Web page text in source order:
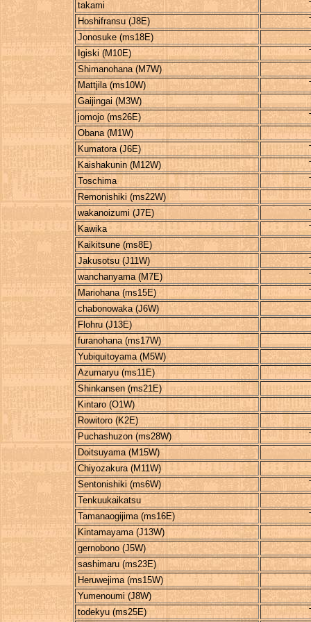
takami
Hoshifransu (J8E)
Jonosuke (ms18E)
Igiski (M10E)
Shimanohana (M7W)
Mattjila (ms10W)
Gaijingai (M3W)
jomojo (ms26E)
Obana (M1W)
Kumatora (J6E)
Kaishakunin (M12W)
Toschima
Remonishiki (ms22W)
wakanoizumi (J7E)
Kawika
Kaikitsune (ms8E)
Jakusotsu (J11W)
wanchanyama (M7E)
Mariohana (ms15E)
chabonowaka (J6W)
Flohru (J13E)
furanohana (ms17W)
Yubiquitoyama (M5W)
Azumaryu (ms11E)
Shinkansen (ms21E)
Kintaro (O1W)
Rowitoro (K2E)
Puchashuzon (ms28W)
Doitsuyama (M15W)
Chiyozakura (M11W)
Sentonishiki (ms6W)
Tenkuukaikatsu
Tamanaogijima (ms16E)
Kintamayama (J13W)
gernobono (J5W)
sashimaru (ms23E)
Heruwejima (ms15W)
Yumenoumi (J8W)
todekyu (ms25E)